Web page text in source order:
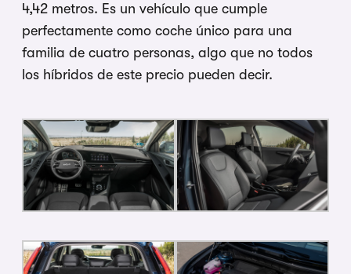
4,42 metros. Es un vehículo que cumple
perfectamente como coche único para una
familia de cuatro personas, algo que no todos
los híbridos de este precio pueden decir.